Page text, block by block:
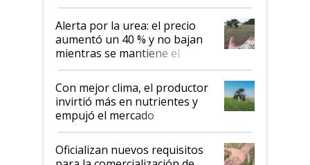
Alerta por la urea: el precio
aumentó un 40 % y no bajan
mientras se mantiene el
conflicto en Medio Oriente
Con mejor clima, el productor
invirtió más en nutrientes y
empujó el mercado
Oficializan nuevos requisitos